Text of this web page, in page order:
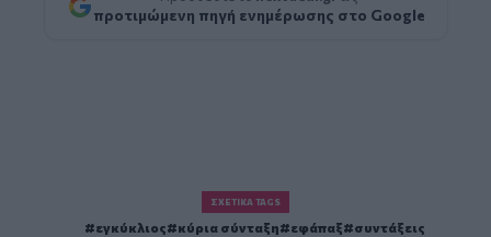
προτιμώμενη πηγή ενημέρωσης στο Google
ΣΧΕΤΙΚΆ TAGS
εγκύκλιος κύρια σύνταξη εφάπαξ συντάξεις